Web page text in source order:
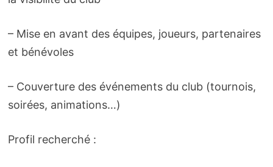
– Mise en avant des équipes, joueurs, partenaires
et bénévoles
– Couverture des événements du club (tournois,
soirées, animations…)
Profil recherché :